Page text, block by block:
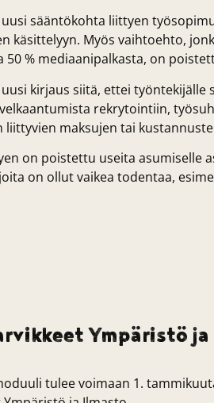
uusi sääntökohta liittyen
käsittelyyn. Myös vaihtoehto,
50 % mediaanipalkasta, on
kirjaus siitä, ettei työntekijälle
rekrytointiin,
liittyvien maksujen tai
on poistettu useita asumiselle
on ollut vaikea todentaa,
Ympäristö
tulee voimaan 1.